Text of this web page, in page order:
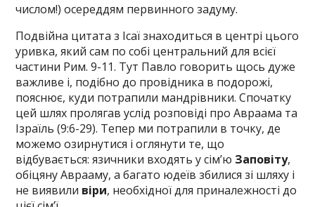
числом!) осереддям первинного задуму.
Подвійна цитата з Ісаї знаходиться в центрі цього
уривка, який сам по собі центральний для всієї
частини Рим. 9-11. Тут Павло говорить щось дуже
важливе і, подібно до провідника в подорожі,
пояснює, куди потрапили мандрівники. Спочатку
цей шлях пролягав услід розповіді про Авраама та
Ізраїль (9:6-29). Тепер ми потрапили в точку, де
можемо озирнутися і оглянути те, що
відбувається: язичники входять у сім’ю Заповіту,
обіцяну Аврааму, а багато юдеїв збилися зі шляху і
не виявили віри, необхідної для приналежності до